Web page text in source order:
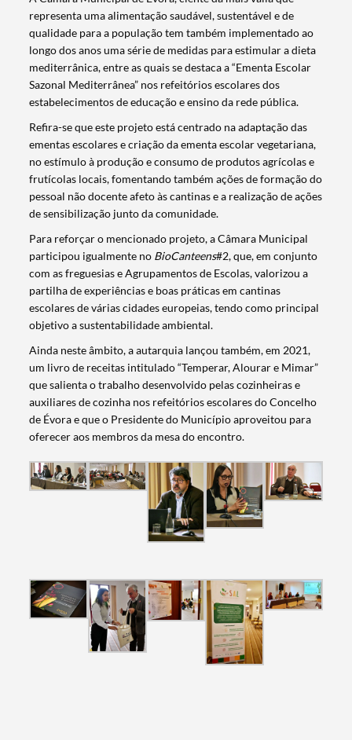
Search term
Categories
representa uma alimentação saudável, sustentável e de
qualidade para a população tem também implementado ao
longo dos anos uma série de medidas para estimular a dieta
mediterrânica, entre as quais se destaca a “Ementa Escolar
Sazonal Mediterrânea” nos refeitórios escolares dos
estabelecimentos de educação e ensino da rede pública.
Refira-se que este projeto está centrado na adaptação das
ementas escolares e criação da ementa escolar vegetariana,
no estímulo à produção e consumo de produtos agrícolas e
frutícolas locais, fomentando também ações de formação do
pessoal não docente afeto às cantinas e a realização de ações
de sensibilização junto da comunidade.
Para reforçar o mencionado projeto, a Câmara Municipal
participou igualmente no BioCanteens#2, que, em conjunto
com as freguesias e Agrupamentos de Escolas, valorizou a
partilha de experiências e boas práticas em cantinas
escolares de várias cidades europeias, tendo como principal
objetivo a sustentabilidade ambiental.
Ainda neste âmbito, a autarquia lançou também, em 2021,
um livro de receitas intitulado “Temperar, Alourar e Mimar”
que salienta o trabalho desenvolvido pelas cozinheiras e
auxiliares de cozinha nos refeitórios escolares do Concelho
de Évora e que o Presidente do Município aproveitou para
oferecer aos membros da mesa do encontro.